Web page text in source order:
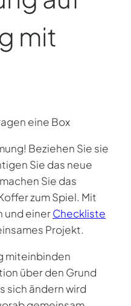
mit
Beziehen Sie sie
Sie das neue
Sie das
zum Spiel. Mit
und einerCheckliste
Projekt.
miteinbinden
über den Grund
sich ändern wird